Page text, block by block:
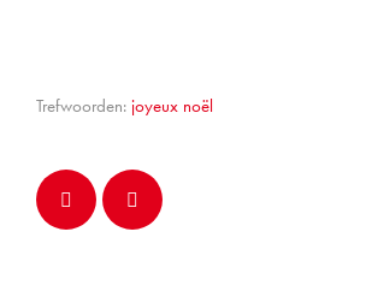
Trefwoorden: joyeux noël